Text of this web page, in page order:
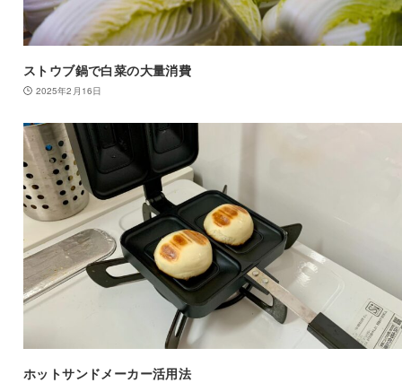
ストウブ鍋で白菜の大量消費
2025年2月16日
ホットサンドメーカー活用法